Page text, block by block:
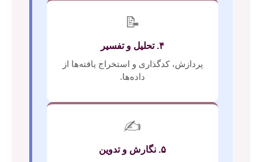
📝
۴. تحلیل و تفسیر
پردازش، کدگذاری و استخراج یافته‌ها از
داده‌ها.
✍️
۵. نگارش و تدوین